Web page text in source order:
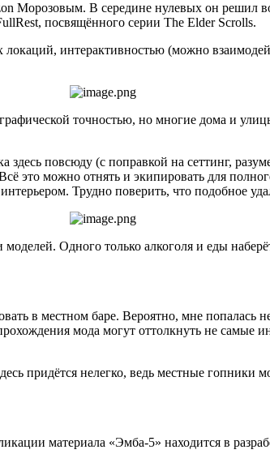
В середине нулевых он решил
посвящённого серии The Elder Scrolls.
интерактивностью (можно
точностью, но многие дома и
повсюду (с поправкой на сеттинг,
это можно отнять и экипировать для
Трудно поверить, что подобное
Одного только алкоголя и еды
в местном баре. Вероятно, мне попалась
мода могут оттолкнуть не самые
придётся нелегко, ведь местные гопники
материала «Эмба-5» находится в